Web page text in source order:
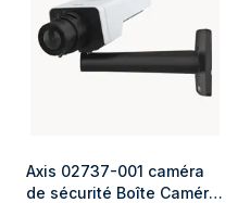
Axis 02737-001 caméra
de sécurité Boîte Caméra